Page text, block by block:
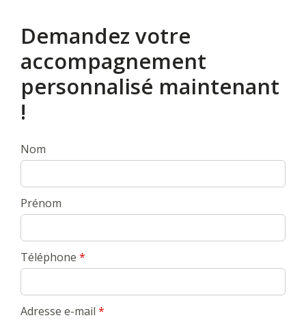
Demandez votre
accompagnement
personnalisé maintenant
!
Nom
Prénom
Téléphone *
Adresse e-mail *